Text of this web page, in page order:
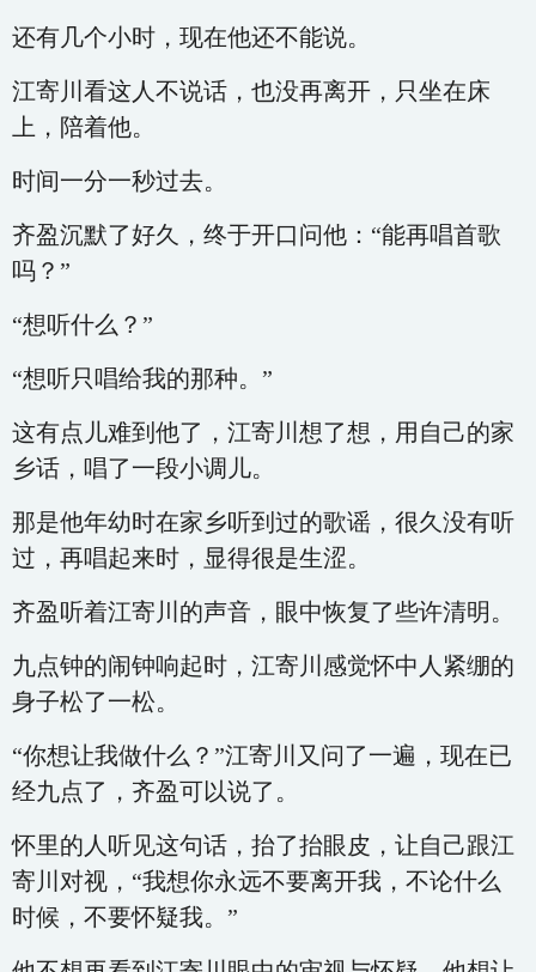
还有几个小时，现在他还不能说。
江寄川看这人不说话，也没再离开，只坐在床
上，陪着他。
时间一分一秒过去。
齐盈沉默了好久，终于开口问他：“能再唱首歌
吗？”
“想听什么？”
“想听只唱给我的那种。”
这有点儿难到他了，江寄川想了想，用自己的家
乡话，唱了一段小调儿。
那是他年幼时在家乡听到过的歌谣，很久没有听
过，再唱起来时，显得很是生涩。
齐盈听着江寄川的声音，眼中恢复了些许清明。
九点钟的闹钟响起时，江寄川感觉怀中人紧绷的
身子松了一松。
“你想让我做什么？”江寄川又问了一遍，现在已
经九点了，齐盈可以说了。
怀里的人听见这句话，抬了抬眼皮，让自己跟江
寄川对视，“我想你永远不要离开我，不论什么
时候，不要怀疑我。”